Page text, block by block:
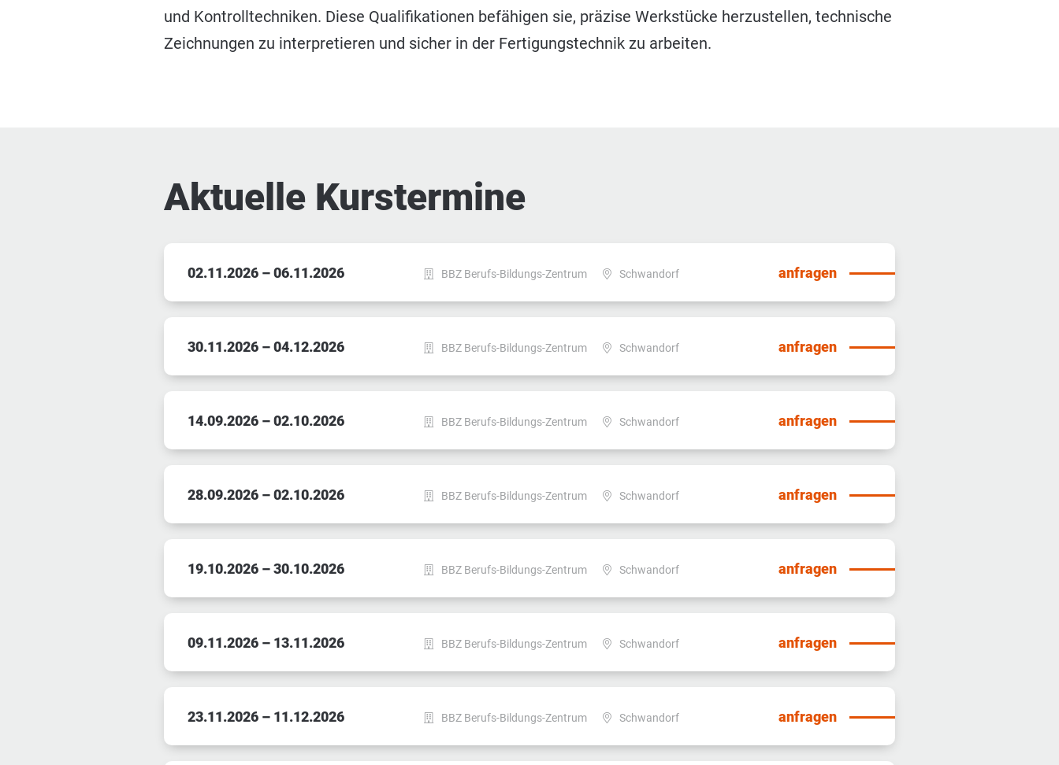
und Kontrolltechniken. Diese Qualifikationen befähigen sie, präzise Werkstücke herzustellen, technische
Zeichnungen zu interpretieren und sicher in der Fertigungstechnik zu arbeiten.
Aktuelle Kurstermine
02.11.2026 – 06.11.2026 BBZ Berufs-Bildungs-Zentrum Schwandorf anfragen
30.11.2026 – 04.12.2026 BBZ Berufs-Bildungs-Zentrum Schwandorf anfragen
14.09.2026 – 02.10.2026 BBZ Berufs-Bildungs-Zentrum Schwandorf anfragen
28.09.2026 – 02.10.2026 BBZ Berufs-Bildungs-Zentrum Schwandorf anfragen
19.10.2026 – 30.10.2026 BBZ Berufs-Bildungs-Zentrum Schwandorf anfragen
09.11.2026 – 13.11.2026 BBZ Berufs-Bildungs-Zentrum Schwandorf anfragen
23.11.2026 – 11.12.2026 BBZ Berufs-Bildungs-Zentrum Schwandorf anfragen